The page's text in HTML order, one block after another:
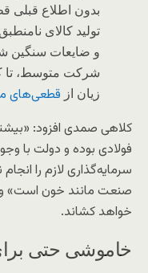
بدون اطلاع قبلی
تولید کالای
و ضایعات سنگین
زیان از قطعی‌های
کلاهی صمدی افزود:
فولادی بوده و دولت با
سرمایه‌گذاری لازم را
صنعت مانند خون است» و
خواهد کشاند.
خاموشی حتی